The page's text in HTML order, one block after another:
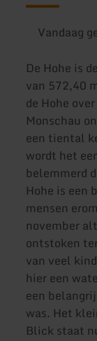
Vandaag
De Hohe is
van 572,40
de Hohe
Monschau
een tiental
wordt het
belemmerd
Hohe is een
mensen
november
ontstoken
van veel
hier een
een
was. Het
Blick staat